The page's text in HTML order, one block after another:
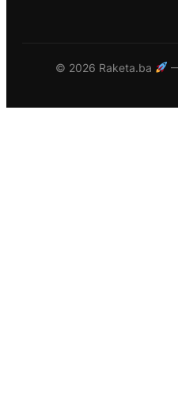
© 2026 Raketa.ba